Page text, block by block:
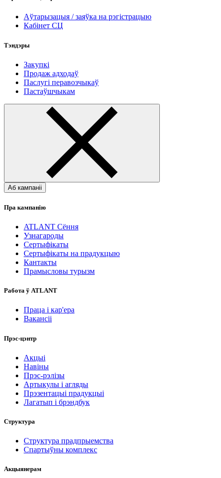
Аўтарызацыя / заяўка на рэгістрацыю
Кабінет СЦ
Тэндэры
Закупкі
Продаж адходаў
Паслугі перавозчыкаў
Пастаўшчыкам
Аб кампаніі
Пра кампанію
ATLANT Сёння
Узнагароды
Сертыфікаты
Сертыфікаты на прадукцыю
Кантакты
Прамысловы турызм
Работа ў ATLANT
Праца і кар'ера
Вакансіі
Прэс-цэнтр
Акцыі
Навіны
Прэс-рэлізы
Артыкулы і агляды
Прэзентацыі прадукцыі
Лагатып і брэндбук
Структура
Структура прадпрыемства
Спартыўны комплекс
Акцыянерам